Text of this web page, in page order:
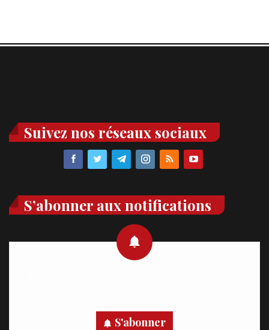
Suivez nos réseaux sociaux
S’abonner aux notifications
S'abonner